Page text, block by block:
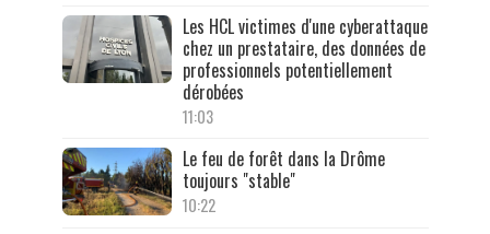
Les HCL victimes d'une cyberattaque
chez un prestataire, des données de
professionnels potentiellement
dérobées
11:03
Le feu de forêt dans la Drôme
toujours "stable"
10:22